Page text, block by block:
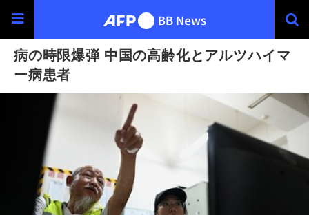
病の時限爆弾 中国の高齢化とアルツハイマ
ー病患者